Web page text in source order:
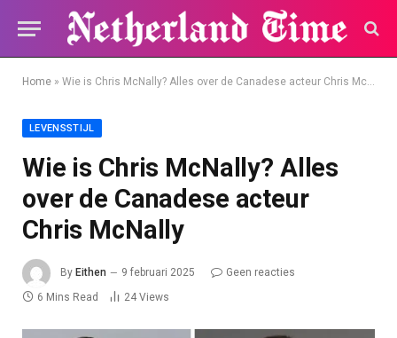
Home » Wie is Chris McNally? Alles over de Canadese acteur Chris McNally
LEVENSSTIJL
Wie is Chris McNally? Alles
over de Canadese acteur
Chris McNally
By Eithen 9 februari 2025
Geen reacties
6 Mins Read
24 Views